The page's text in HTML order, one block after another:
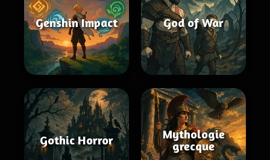
Genshin Impact God of War
Gothic Horror
Mythologie
grecque